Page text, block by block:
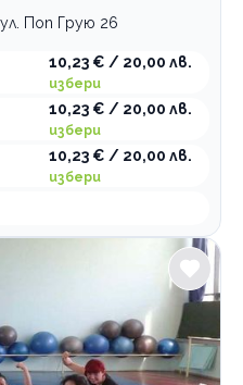
Поп Грую 26
10,23 € / 20,00 лв.
избери
10,23 € / 20,00 лв.
избери
10,23 € / 20,00 лв.
избери